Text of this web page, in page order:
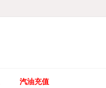
汽油充值